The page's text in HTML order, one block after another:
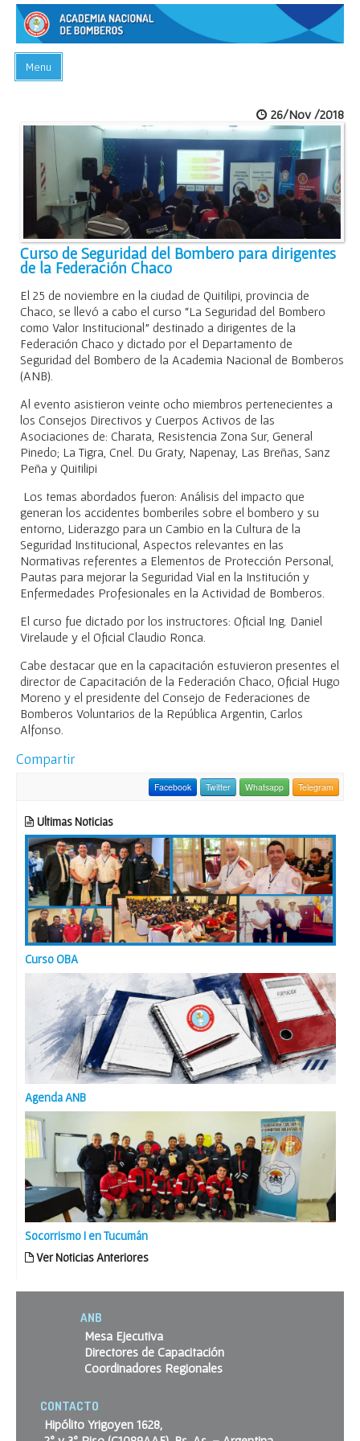
Menu
ACADEMIA
PREGUNTAS FRECUENTES
BIBLIOTECA
EVENTOS
CONTACTO
26/Nov /2018
Curso de Seguridad del Bombero para dirigentes
de la Federación Chaco
El 25 de noviembre en la ciudad de Quitilipi, provincia de
Chaco, se llevó a cabo el curso “La Seguridad del Bombero
como Valor Institucional” destinado a dirigentes de la
Federación Chaco y dictado por el Departamento de
Seguridad del Bombero de la Academia Nacional de Bomberos
(ANB).
Al evento asistieron veinte ocho miembros pertenecientes a
los Consejos Directivos y Cuerpos Activos de las
Asociaciones de: Charata, Resistencia Zona Sur, General
Pinedo; La Tigra, Cnel. Du Graty, Napenay, Las Breñas, Sanz
Peña y Quitilipi
Los temas abordados fueron: Análisis del impacto que
generan los accidentes bomberiles sobre el bombero y su
entorno, Liderazgo para un Cambio en la Cultura de la
Seguridad Institucional, Aspectos relevantes en las
Normativas referentes a Elementos de Protección Personal,
Pautas para mejorar la Seguridad Vial en la Institución y
Enfermedades Profesionales en la Actividad de Bomberos.
El curso fue dictado por los instructores: Oficial Ing. Daniel
Virelaude y el Oficial Claudio Ronca.
Cabe destacar que en la capacitación estuvieron presentes el
director de Capacitación de la Federación Chaco, Oficial Hugo
Moreno y el presidente del Consejo de Federaciones de
Bomberos Voluntarios de la República Argentin, Carlos
Alfonso.
Compartir
Facebook Twitter Whatsapp Telegram
Ultimas Noticias
Curso OBA
Agenda ANB
Socorrismo I en Tucumán
Ver Noticias Anteriores
ANB
Mesa Ejecutiva
Directores de Capacitación
Coordinadores Regionales
CONTACTO
Hipólito Yrigoyen 1628,